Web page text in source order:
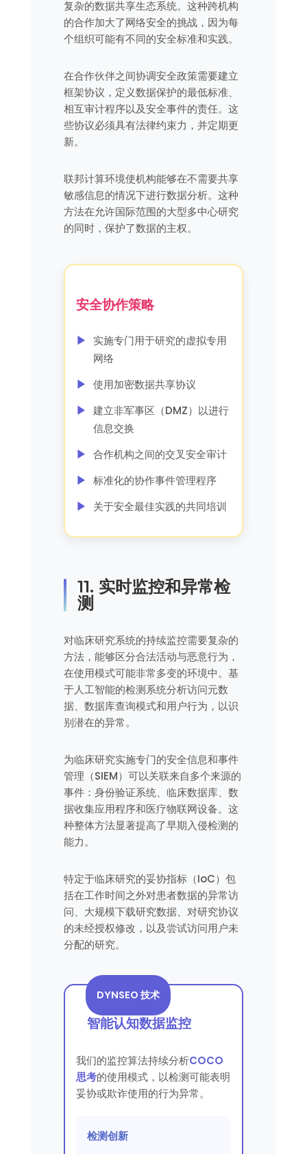
复杂的数据共享生态系统。这种跨机构
的合作加大了网络安全的挑战，因为每
个组织可能有不同的安全标准和实践。
在合作伙伴之间协调安全政策需要建立
框架协议，定义数据保护的最低标准、
相互审计程序以及安全事件的责任。这
些协议必须具有法律约束力，并定期更
新。
联邦计算环境使机构能够在不需要共享
敏感信息的情况下进行数据分析。这种
方法在允许国际范围的大型多中心研究
的同时，保护了数据的主权。
安全协作策略
实施专门用于研究的虚拟专用
网络
使用加密数据共享协议
建立非军事区（DMZ）以进行
信息交换
合作机构之间的交叉安全审计
标准化的协作事件管理程序
关于安全最佳实践的共同培训
11. 实时监控和异常检
测
对临床研究系统的持续监控需要复杂的
方法，能够区分合法活动与恶意行为，
在使用模式可能非常多变的环境中。基
于人工智能的检测系统分析访问元数
据、数据库查询模式和用户行为，以识
别潜在的异常。
为临床研究实施专门的安全信息和事件
管理（SIEM）可以关联来自多个来源的
事件：身份验证系统、临床数据库、数
据收集应用程序和医疗物联网设备。这
种整体方法显著提高了早期入侵检测的
能力。
特定于临床研究的妥协指标（IoC）包
括在工作时间之外对患者数据的异常访
问、大规模下载研究数据、对研究协议
的未经授权修改，以及尝试访问用户未
分配的研究。
DYNSEO 技术
智能认知数据监控
我们的监控算法持续分析COCO
思考的使用模式，以检测可能表明
妥协或欺诈使用的行为异常。
检测创新